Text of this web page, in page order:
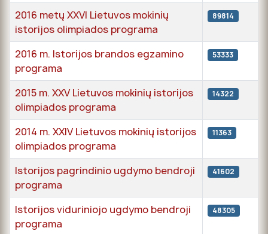
2016 metų XXVI Lietuvos mokinių
istorijos olimpiados programa
89814
2016 m. Istorijos brandos egzamino
programa
53333
2015 m. XXV Lietuvos mokinių istorijos
olimpiados programa
14322
2014 m. XXIV Lietuvos mokinių istorijos
olimpiados programa
11363
Istorijos pagrindinio ugdymo bendroji
programa
41602
Istorijos viduriniojo ugdymo bendroji
programa
48305